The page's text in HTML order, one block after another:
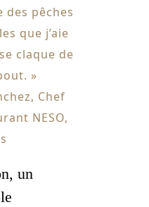
pêches
que j’aie
claque de
»
Chef
NESO,
un